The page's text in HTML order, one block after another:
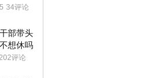
有了新
34评论
部带头
想休吗
评论